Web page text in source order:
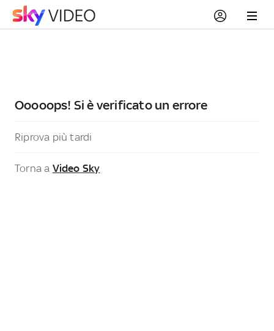
Ooooops! Si è verificato un errore
Riprova più tardi
Torna a Video Sky